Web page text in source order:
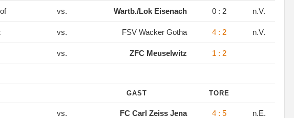
vs. Wartb./Lok Eisenach 0 : 2 n.V.
vs. FSV Wacker Gotha 4 : 2 n.V.
vs. ZFC Meuselwitz 1 : 2
GAST TORE
vs. FC Carl Zeiss Jena 4 : 5 n.E.